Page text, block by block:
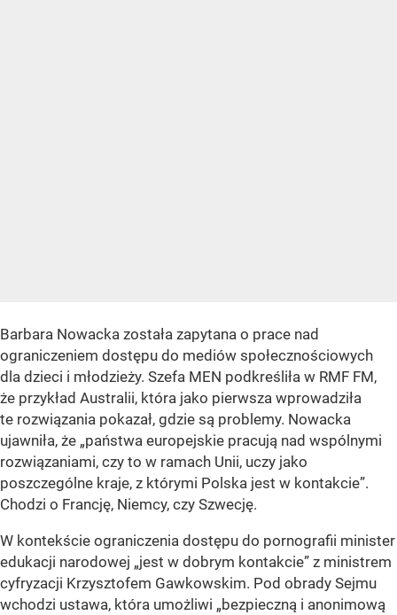
Barbara Nowacka została zapytana o prace nad
ograniczeniem dostępu do mediów społecznościowych
dla dzieci i młodzieży. Szefa MEN podkreśliła w RMF FM,
że przykład Australii, która jako pierwsza wprowadziła
te rozwiązania pokazał, gdzie są problemy. Nowacka
ujawniła, że „państwa europejskie pracują nad wspólnymi
rozwiązaniami, czy to w ramach Unii, uczy jako
poszczególne kraje, z którymi Polska jest w kontakcie”.
Chodzi o Francję, Niemcy, czy Szwecję.
W kontekście ograniczenia dostępu do pornografii minister
edukacji narodowej „jest w dobrym kontakcie” z ministrem
cyfryzacji Krzysztofem Gawkowskim. Pod obrady Sejmu
wchodzi ustawa, która umożliwi „bezpieczną i anonimową